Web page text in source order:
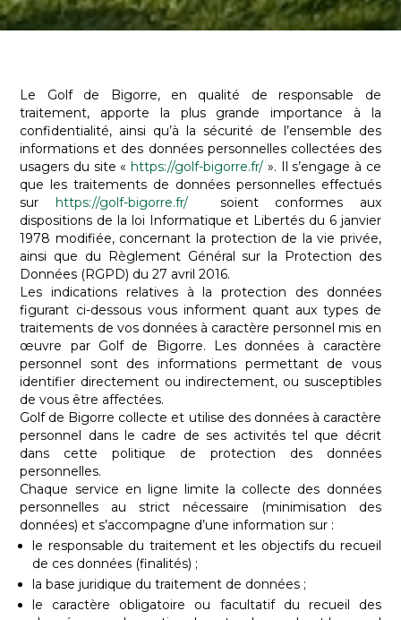
Le Golf de Bigorre, en qualité de responsable de
traitement, apporte la plus grande importance à la
confidentialité, ainsi qu’à la sécurité de l’ensemble des
informations et des données personnelles collectées des
usagers du site «https://golf-bigorre.fr/ ». Il s’engage à ce
que les traitements de données personnelles effectués
sur https://golf-bigorre.fr/soient conformes aux
dispositions de la loi Informatique et Libertés du 6 janvier
1978 modifiée, concernant la protection de la vie privée,
ainsi que du Règlement Général sur la Protection des
Données (RGPD) du 27 avril 2016.
Les indications relatives à la protection des données
figurant ci-dessous vous informent quant aux types de
traitements de vos données à caractère personnel mis en
œuvre par Golf de Bigorre. Les données à caractère
personnel sont des informations permettant de vous
identifier directement ou indirectement, ou susceptibles
de vous être affectées.
Golf de Bigorre collecte et utilise des données à caractère
personnel dans le cadre de ses activités tel que décrit
dans cette politique de protection des données
personnelles.
Chaque service en ligne limite la collecte des données
personnelles au strict nécessaire (minimisation des
données) et s’accompagne d’une information sur :
le responsable du traitement et les objectifs du recueil
de ces données (finalités) ;
la base juridique du traitement de données ;
le caractère obligatoire ou facultatif du recueil des